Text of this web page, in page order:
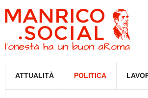
ATTUALITÀ POLITICA